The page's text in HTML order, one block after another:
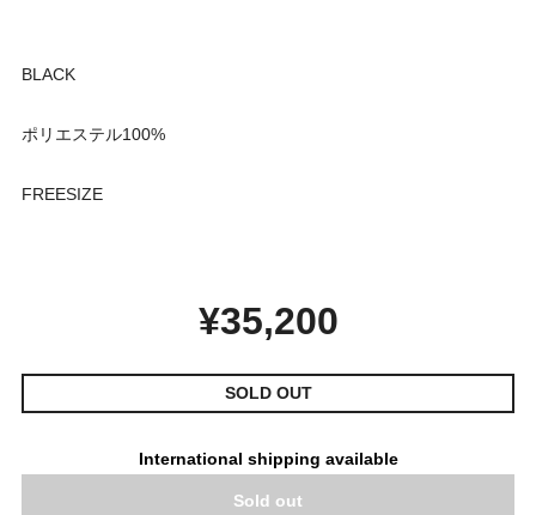
BLACK
ポリエステル100%
FREESIZE
¥35,200
SOLD OUT
International shipping available
Sold out